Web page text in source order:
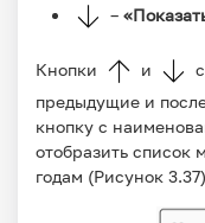
–
Кнопки и
предыдущие и
кнопку с
отобразить список
годам (Рисунок